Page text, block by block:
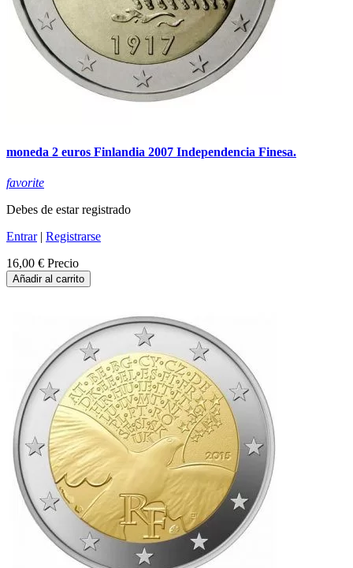
moneda 2 euros Finlandia 2007 Independencia Finesa.
favorite
Debes de estar registrado
Entrar| Registrarse
16,00 € Precio
Añadir al carrito